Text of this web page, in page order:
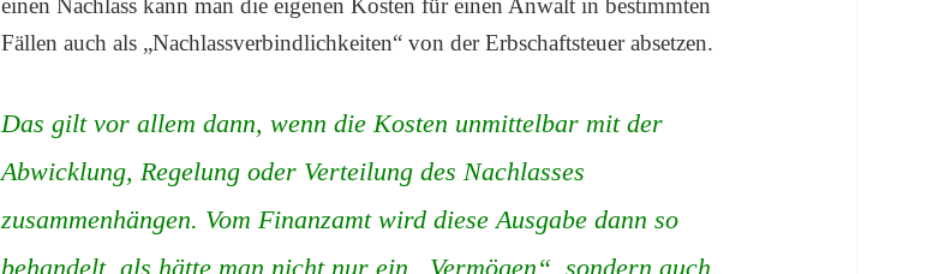
einen Nachlass kann man die eigenen Kosten für einen Anwalt in bestimmten
Fällen auch als „Nachlassverbindlichkeiten“ von der Erbschaftsteuer absetzen.
Das gilt vor allem dann, wenn die Kosten unmittelbar mit der
Abwicklung, Regelung oder Verteilung des Nachlasses
zusammenhängen. Vom Finanzamt wird diese Ausgabe dann so
behandelt, als hätte man nicht nur ein „Vermögen“, sondern auch